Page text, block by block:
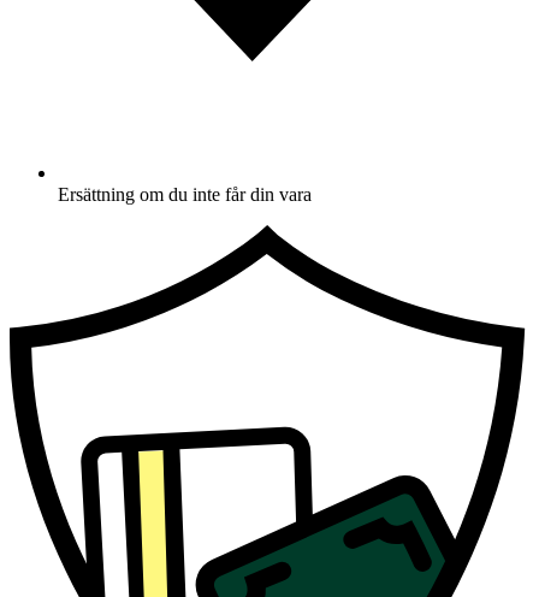
Ersättning om du inte får din vara